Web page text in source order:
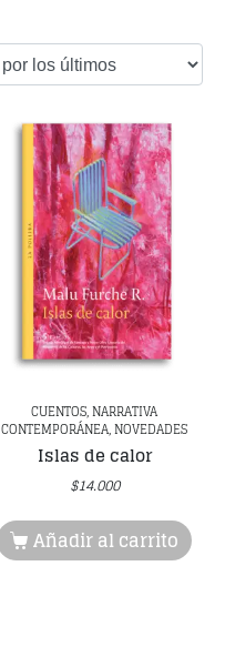
CUENTOS, NARRATIVA
CONTEMPORÁNEA, NOVEDADES
Islas de calor
$14.000
Añadir al carrito